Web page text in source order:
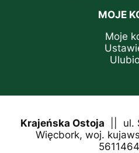
MOJE
Moje
Krajeńska Ostoja || ul.
Więcbork, woj.